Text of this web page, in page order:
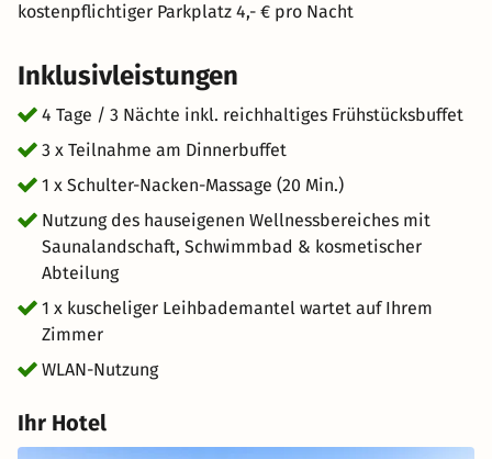
kostenpflichtiger Parkplatz 4,- € pro Nacht
Inklusivleistungen
4 Tage / 3 Nächte inkl. reichhaltiges Frühstücksbuffet
3 x Teilnahme am Dinnerbuffet
1 x Schulter-Nacken-Massage (20 Min.)
Nutzung des hauseigenen Wellnessbereiches mit
Saunalandschaft, Schwimmbad & kosmetischer
Abteilung
1 x kuscheliger Leihbademantel wartet auf Ihrem
Zimmer
WLAN-Nutzung
Ihr Hotel